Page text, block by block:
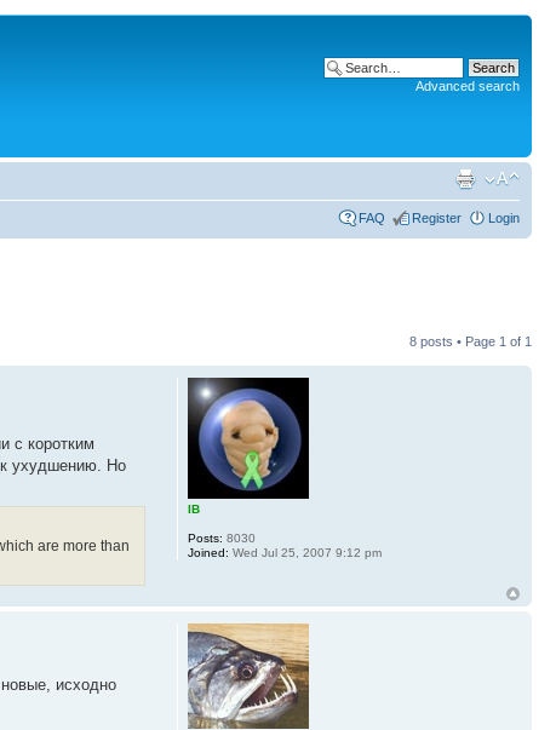
Advanced search
FAQ Register Login
8 posts • Page 1 of 1
с коротким
к ухудшению. Но
are more than
IB
Posts: 8030
Joined: Wed Jul 25, 2007 9:12 pm
исходно